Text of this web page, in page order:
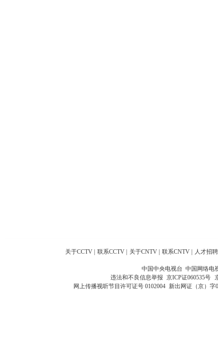
关于CCTV 联系CCTV 关于CNTV 联系CNTV 人才招聘
中国中央电视台 中国网络电
违法和不良信息举报 京ICP证060535号
网上传播视听节目许可证号 0102004 新出网证（京）